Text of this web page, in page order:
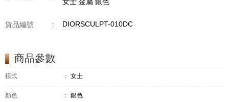
貨品編號 : DIORSCULPT-010DC
商品參數
樣式 ： 女士
顏色 ： 銀色